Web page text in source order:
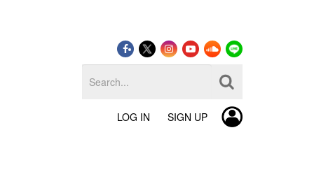
LOG IN SIGN UP